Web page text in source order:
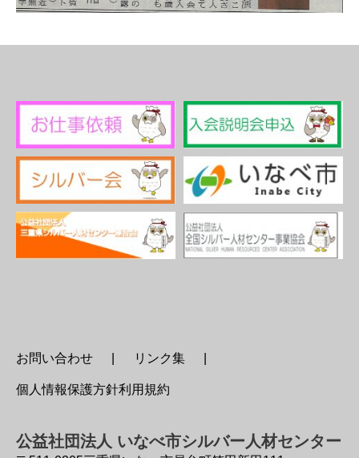
お問い合わせ リンク集
個人情報保護方針利用規約
公益社団法人 いなべ市シルバー人材センター